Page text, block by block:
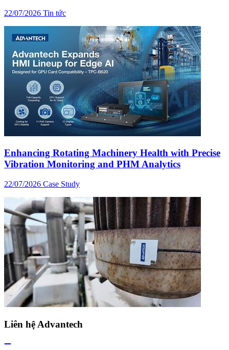
22/07/2026 Tin tức
Enhancing Rotating Machinery Health with Precise
Vibration Monitoring and PHM Analytics
22/07/2026 Case Study
Liên hệ Advantech